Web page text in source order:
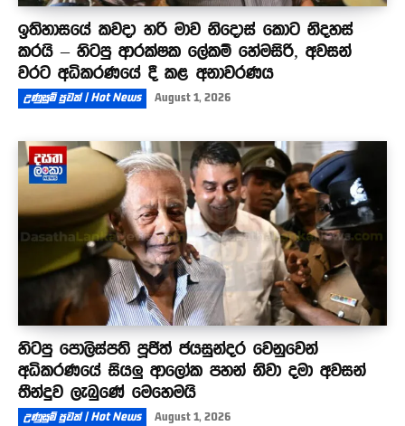
ඉතිහාසයේ කවදා හරි මාව නිදොස් කොට නිදහස්
කරයි – හිටපු ආරක්ෂක ලේකම් හේමසිරි, අවසන්
වරට අධිකරණයේ දී කළ අනාවරණය
උණුසුම් පුවත් | Hot News August 1, 2026
හිටපු පොලිස්පති පූජිත් ජයසුන්දර වෙනුවෙන්
අධිකරණයේ සියලු ආලෝක පහන් නිවා දමා අවසන්
තීන්දුව ලැබුණේ මෙහෙමයි
උණුසුම් පුවත් | Hot News August 1, 2026